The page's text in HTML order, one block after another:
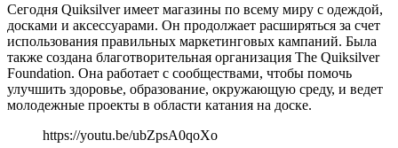
Сегодня Quiksilver имеет магазины по всему миру с одеждой,
досками и аксессуарами. Он продолжает расширяться за счет
использования правильных маркетинговых кампаний. Была
также создана благотворительная организация The Quiksilver
Foundation. Она работает с сообществами, чтобы помочь
улучшить здоровье, образование, окружающую среду, и ведет
молодежные проекты в области катания на доске.
https://youtu.be/ubZpsA0qoXo